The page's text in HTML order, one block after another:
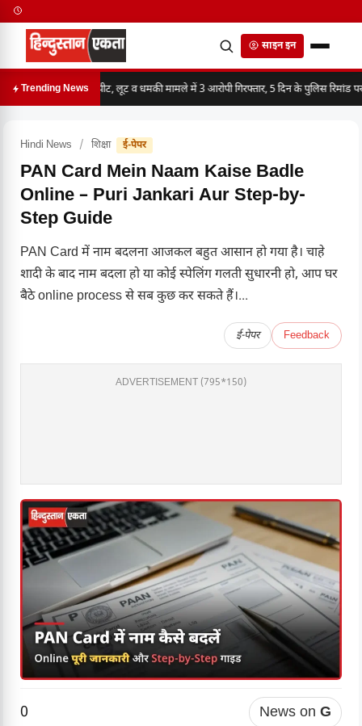
साइन इन
Trending Newsमारपीट, लूट व धमकी मामले में 3 आरोपी गिरफ्तार, 5 दिन के पुलिस रिमांड पर
Hindi News / शिक्षा ई-पेपर
PAN Card Mein Naam Kaise Badle
Online – Puri Jankari Aur Step-by-
Step Guide
PAN Card में नाम बदलना आजकल बहुत आसान हो गया है। चाहे
शादी के बाद नाम बदला हो या कोई स्पेलिंग गलती सुधारनी हो, आप घर
बैठे online process से सब कुछ कर सकते हैं।...
ई-पेपर Feedback
ADVERTISEMENT (795*150)
0 News on G